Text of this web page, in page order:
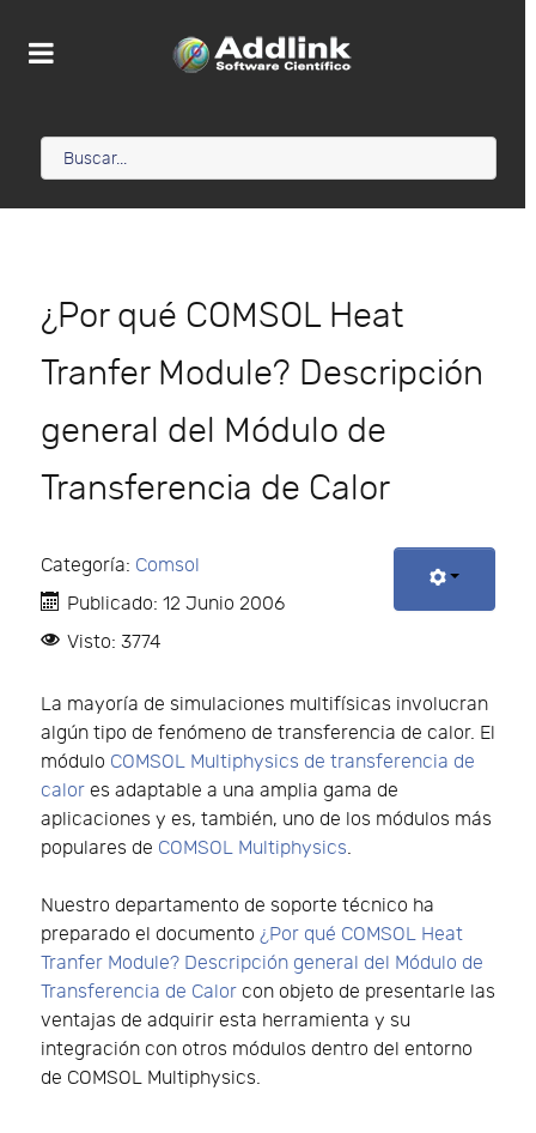
¿Por qué COMSOL Heat
Tranfer Module? Descripción
general del Módulo de
Transferencia de Calor
Categoría: Comsol
Publicado: 12 Junio 2006
Visto: 3774
La mayoría de simulaciones multifísicas involucran
algún tipo de fenómeno de transferencia de calor. El
módulo COMSOL Multiphysics de transferencia de
calor es adaptable a una amplia gama de
aplicaciones y es, también, uno de los módulos más
populares de COMSOL Multiphysics.
Nuestro departamento de soporte técnico ha
preparado el documento ¿Por qué COMSOL Heat
Tranfer Module? Descripción general del Módulo de
Transferencia de Calor con objeto de presentarle las
ventajas de adquirir esta herramienta y su
integración con otros módulos dentro del entorno
de COMSOL Multiphysics.